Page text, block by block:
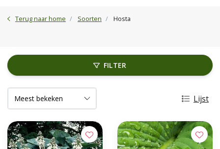
Terug naar home Soorten Hosta
FILTER
Lijst